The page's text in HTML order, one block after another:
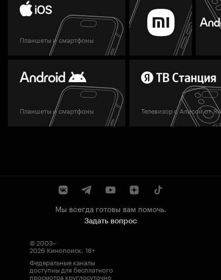
Планшеты и смартфоны
Планшеты и смартфоны Телевизор с Алисой от
Мы всегда готовы вам помочь.
Задать вопрос
© 2003–
2026 Кинопоиск. 18+
Федеральные каналы
доступны для бесплатного
просмотра круглосуточно